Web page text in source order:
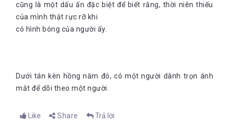
cũng là một dấu ấn đặc biệt để biết rằng, thời niên thiếu
của mình thật rực rỡ khi
có hình bóng của người ấy.
Dưới tán kèn hồng năm đó, có một người dành trọn ánh
mắt để dõi theo một người.
Like Share Trả lời